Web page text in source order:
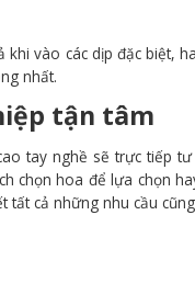
vào các dịp đặc biệt,
nhất.
tận tâm
tay nghề sẽ trực tiếp
chọn hoa để lựa chọn
tất cả những nhu cầu